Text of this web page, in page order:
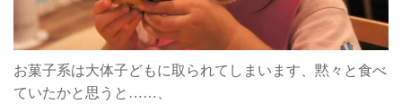
お菓子系は大体子どもに取られてしまいます、黙々と食べ
ていたかと思うと……、